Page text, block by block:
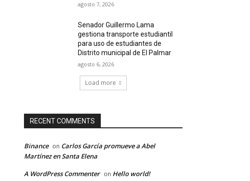
agosto 7, 2026
Senador Guillermo Lama
gestiona transporte estudiantil
para uso de estudiantes de
Distrito municipal de El Palmar
agosto 6, 2026
Load more
RECENT COMMENTS
Binance on Carlos García promueve a Abel
Martínez en Santa Elena
A WordPress Commenter on Hello world!